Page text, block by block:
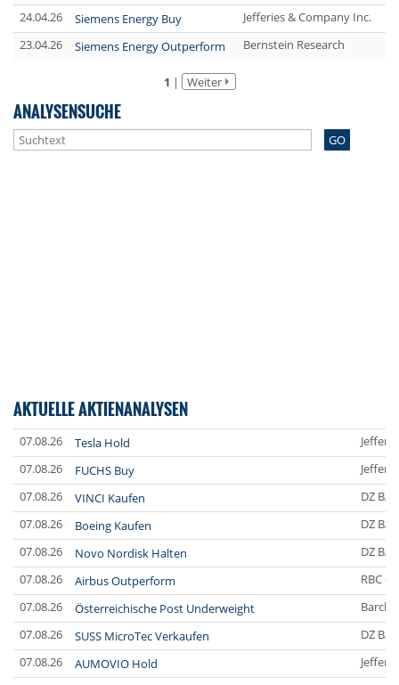
24.04.26
Siemens Energy Buy
Jefferies & Company Inc.
23.04.26
Siemens Energy Outperform Bernstein Research
1 | Weiter
ANALYSENSUCHE
GO
AKTUELLE AKTIENANALYSEN
07.08.26 Tesla Hold
07.08.26
FUCHS Buy
07.08.26
VINCI Kaufen
DZ
07.08.26
Boeing Kaufen
DZ
07.08.26
Novo Nordisk Halten
DZ
07.08.26
Airbus Outperform
RBC
07.08.26
Österreichische Post Underweight
07.08.26
SUSS MicroTec Verkaufen
DZ
07.08.26
AUMOVIO Hold